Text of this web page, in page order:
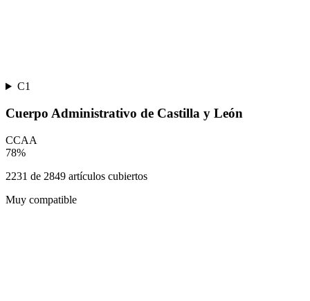
C1
Cuerpo Administrativo de Castilla y León
CCAA
78%
2231 de 2849 artículos cubiertos
Muy compatible